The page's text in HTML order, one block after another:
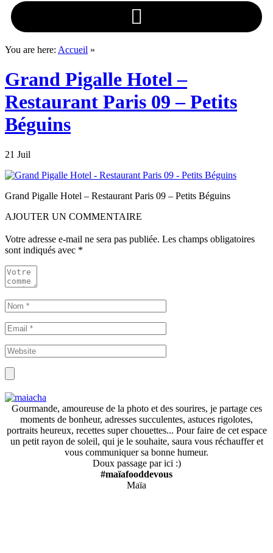
You are here: Accueil »
Grand Pigalle Hotel –
Restaurant Paris 09 – Petits
Béguins
21 Juil
Grand Pigalle Hotel – Restaurant Paris 09 – Petits Béguins
AJOUTER UN COMMENTAIRE
Votre adresse e-mail ne sera pas publiée. Les champs obligatoires
sont indiqués avec *
Gourmande, amoureuse de la photo et des sourires, je partage ces
moments de bonheur, adresses succulentes, astuces rigolotes,
portraits heureux, recettes super chouettes... Pour faire de cet espace
un petit rayon de soleil, qui je le souhaite, saura vous réchauffer et
vous communiquer sa bonne humeur.
Doux passage par ici :)
#maïafooddevous
Maïa